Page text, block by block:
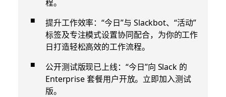
提升工作效率：“今日”与 Slackbot、“活动”
标签及专注模式设置协同配合，为你的工作
日打造轻松高效的工作流程。
公开测试版现已上线：“今日”向 Slack 的
Enterprise 套餐用户开放。立即加入测试
版。